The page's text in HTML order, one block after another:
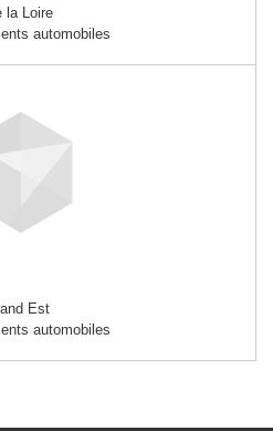
la Loire
automobiles
Est
automobiles